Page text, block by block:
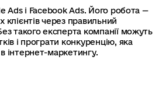
Ads і Facebook Ads. Його робота —
клієнтів через правильний
такого експерта компанії можуть
і програти конкуренцію, яка
інтернет-маркетингу.